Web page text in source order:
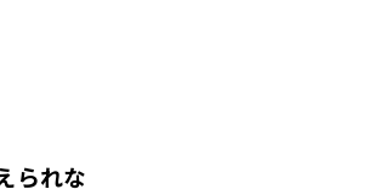
られな